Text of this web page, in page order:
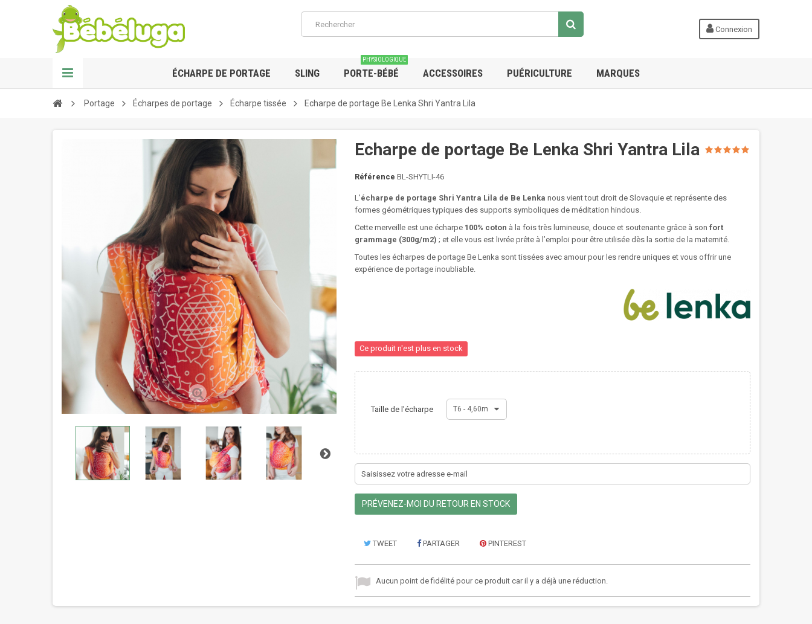
Connexion
ÉCHARPE DE PORTAGE SLING PORTE-BÉBÉ
PHYSIOLOGIQUE
ACCESSOIRES PUÉRICULTURE MARQUES
Portage Écharpes de portage Écharpe tissée Echarpe de portage Be Lenka Shri Yantra Lila
Echarpe de portage Be Lenka Shri Yantra Lila
Référence BL-SHYTLI-46
L’écharpe de portage Shri Yantra Lila de Be Lenka nous vient tout droit de Slovaquie et représente des
formes géométriques typiques des supports symboliques de méditation hindous.
Cette merveille est une écharpe 100% coton à la fois très lumineuse, douce et soutenante grâce à son fort
grammage (300g/m2) ; et elle vous est livrée prête à l’emploi pour être utilisée dès la sortie de la maternité.
Toutes les écharpes de portage Be Lenka sont tissées avec amour pour les rendre uniques et vous offrir une
expérience de portage inoubliable.
Ce produit n'est plus en stock
Taille de l'écharpe T6 - 4,60m
PRÉVENEZ-MOI DU RETOUR EN STOCK
TWEET PARTAGER PINTEREST
Aucun point de fidélité pour ce produit car il y a déjà une réduction.